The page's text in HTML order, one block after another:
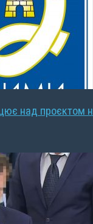
над проєктом